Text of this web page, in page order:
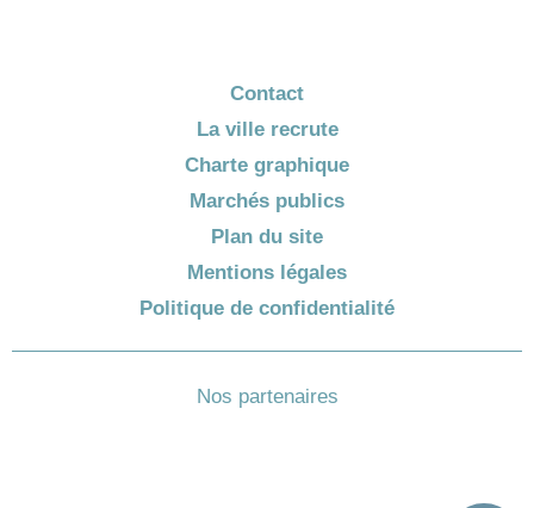
Contact
La ville recrute
Charte graphique
Marchés publics
Plan du site
Mentions légales
Politique de confidentialité
Nos partenaires